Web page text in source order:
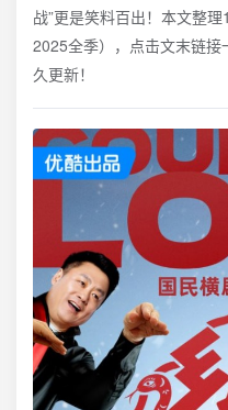
战”更是笑料百出！本文整
2025全季），点击文末链
久更新！